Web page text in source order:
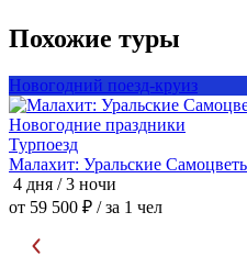
Похожие туры
Новогодний поезд-круиз
Новогодние праздники
Турпоезд
Малахит: Уральские
4 дня / 3 ночи
от 59 500 ₽ / за 1 чел